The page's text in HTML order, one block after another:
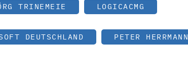
TRINEMEIE LOGICACMG
DEUTSCHLAND PETER HERRMANN